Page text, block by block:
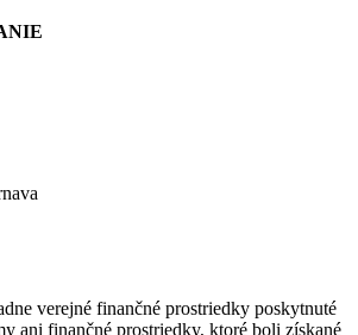
verejné finančné prostriedky poskytnuté
ani finančné prostriedky, ktoré boli získané